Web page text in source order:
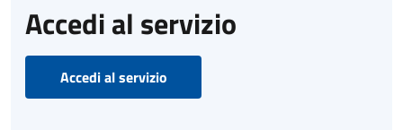
Accedi al servizio
Accedi al servizio